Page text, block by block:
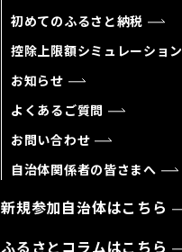
初めてのふるさと納税
控除上限額シミュレーション
お知らせ
よくあるご質問
お問い合わせ
自治体関係者の皆さまへ
新規参加自治体はこちら
ふるさとコラムはこちら